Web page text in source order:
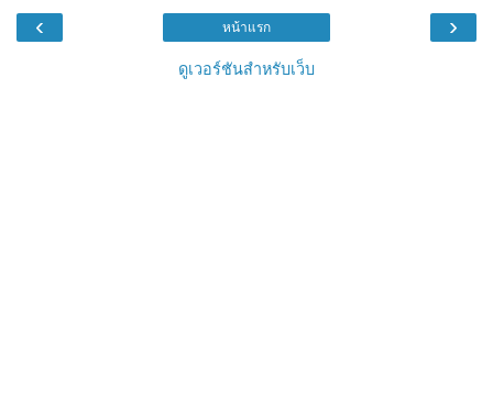
‹ ›
หน้าแรก
ดูเวอร์ชันสำหรับเว็บ